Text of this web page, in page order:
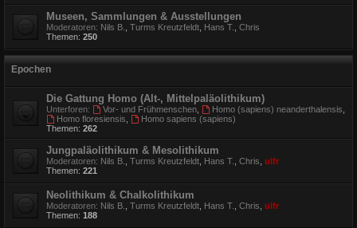
Museen, Sammlungen & Ausstellungen
Moderatoren: Nils B. Turms Kreutzfeldt Hans T.
Chris
Themen: 250
Epochen
Die Gattung Homo (Alt-, Mittelpaläolithikum)
Unterforen: Vor- und Frühmenschen, Homo (sapiens) neanderthalensis
Homo floresiensis
Homo sapiens (sapiens)
Themen: 262
Jungpaläolithikum & Mesolithikum
Moderatoren: Nils B. Turms Kreutzfeldt Hans T. Chris ulfr
Themen: 221
Neolithikum & Chalkolithikum
Moderatoren: Nils B. Turms Kreutzfeldt Hans T. Chris ulfr
Themen: 188